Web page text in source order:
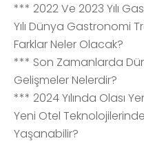
*** 2022 Ve 2023 Yılı
Yılı Dünya Gastronomi
Farklar Neler Olacak?
*** Son Zamanlarda
Gelişmeler Nelerdir?
*** 2024 Yılında Olası
Yeni Otel
Yaşanabilir?